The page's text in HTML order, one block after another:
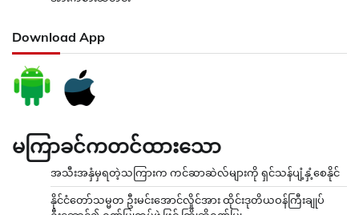
Download App
မကြာခင်ကတင်ထားသော
အသီးအနှံမှရတဲ့သကြားက ကင်ဆာဆဲလ်များကို ရှင်သန်ပျံ့နှံ့စေနိုင်
နိုင်ငံတော်သမ္မတ ဦးမင်းအောင်လှိုင်အား ထိုင်းဒုတိယဝန်ကြီးချုပ်